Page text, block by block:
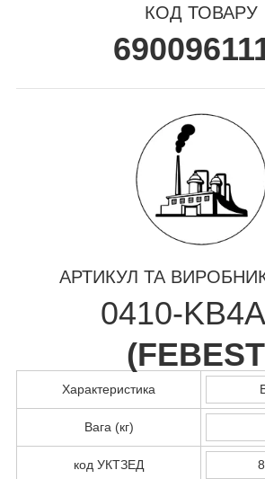
КОД ТОВАРУ
АРТИКУЛ ТА
0410-
(FEBEST
Характеристика
Вага (кг)
код УКТЗЕД